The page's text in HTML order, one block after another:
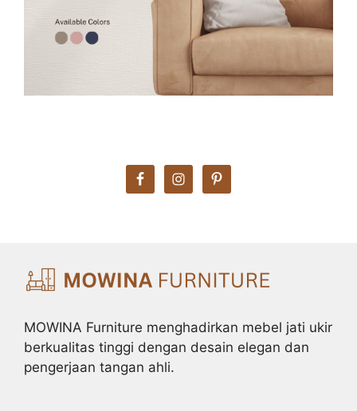
MOWINA Furniture menghadirkan mebel jati ukir
berkualitas tinggi dengan desain elegan dan
pengerjaan tangan ahli.